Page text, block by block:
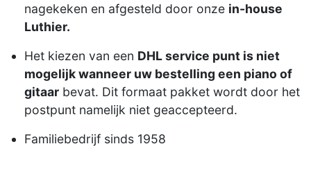
nagekeken en afgesteld door onze in-house
Luthier.
Het kiezen van een DHL service punt is niet
mogelijk wanneer uw bestelling een piano of
gitaar bevat. Dit formaat pakket wordt door het
postpunt namelijk niet geaccepteerd.
Familiebedrijf sinds 1958